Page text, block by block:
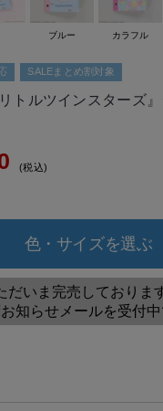
SALEまとめ割対象
トルツインスターズ
税込
色・サイズを選ぶ
だいま完売しておりま
知らせメールを受付中
ブルー カラフル